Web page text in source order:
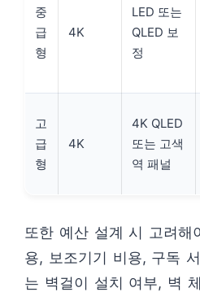
중
급
형
4K
LED 또는
QLED 보
정
고
급
형
4K
4K QLED
또는 고색
역 패널
또한 예산 설계 시 고려해
용, 보조기기 비용, 구독
는 벽걸이 설치 여부, 벽